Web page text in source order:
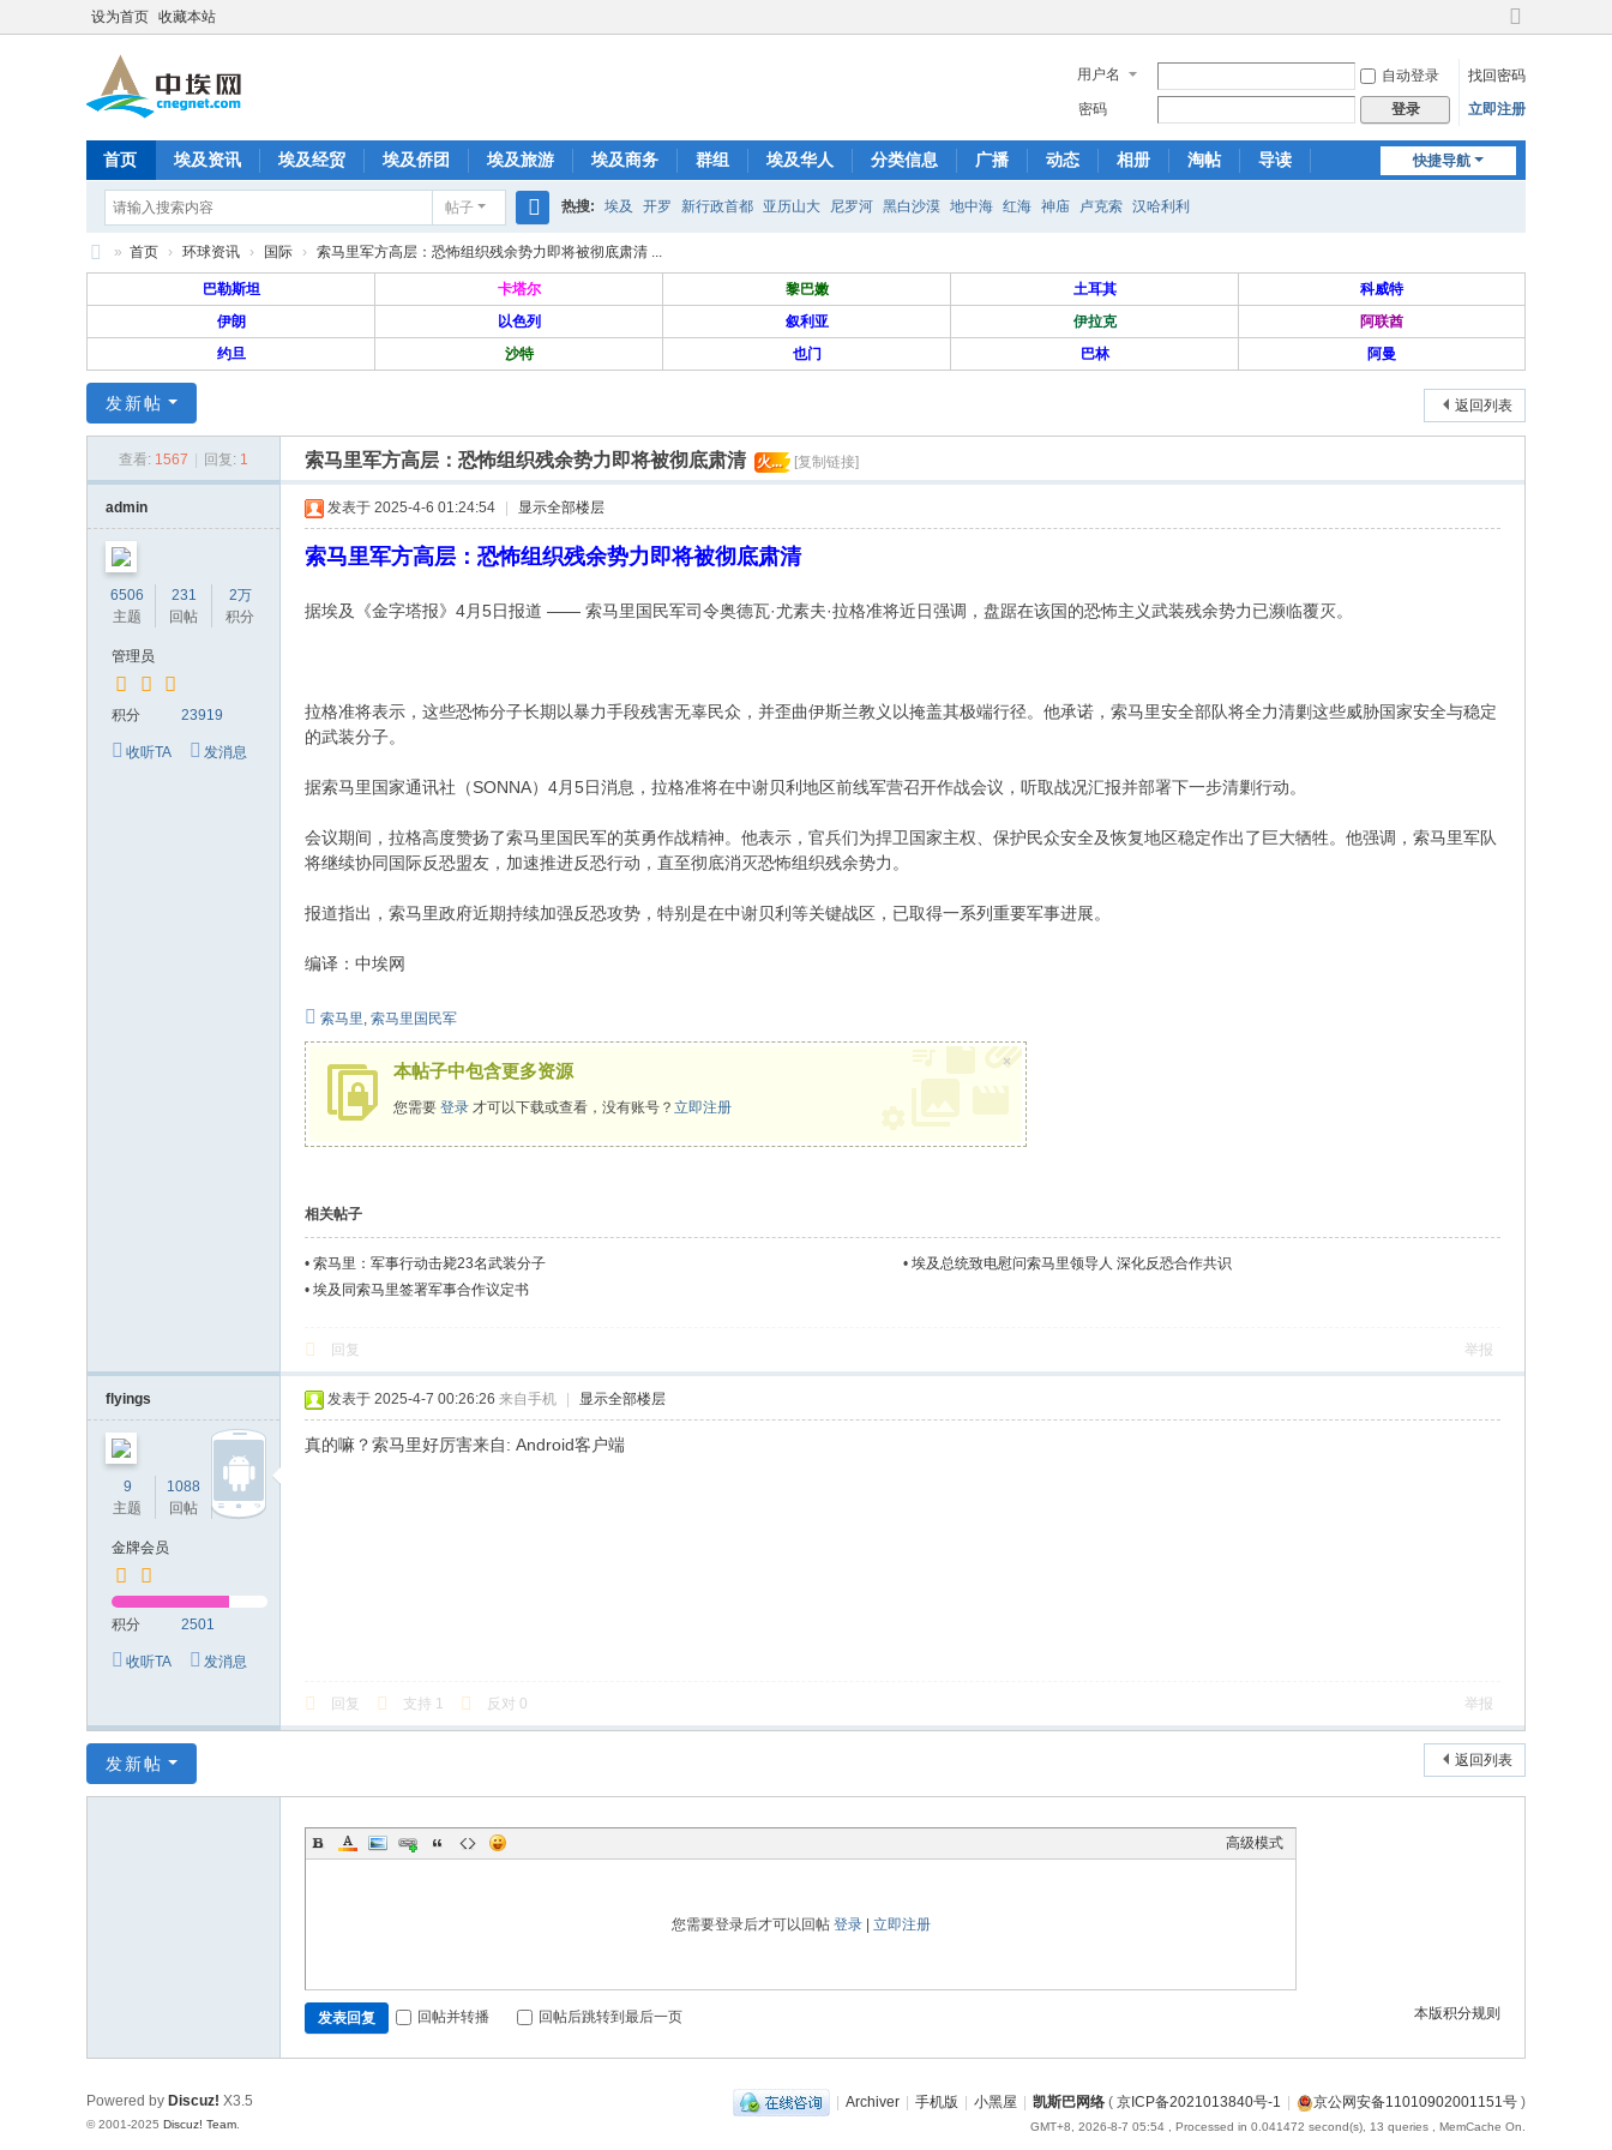
设为首页 收藏本站
切
到
宽
用户名 自动登录
找回密码
密码
登录 立即注册
快捷导航
首页 埃及资讯 埃及经贸 埃及侨团 埃及旅游 埃及商务 群组 埃及华人 分类信息 广播 动态 相册 淘帖
导读
帖子
搜
索
热搜: 埃及 开罗 新行政首都 亚历山大 尼罗河 黑白沙漠 地中海 红海 神庙 卢克索 汉哈利利
—
旅
人
» 首页 › 环球资讯 › 国际 › 索马里军方高层：恐怖组织残余势力即将被彻底肃清 ...
巴勒斯坦 卡塔尔 黎巴嫩 土耳其
科威特
伊朗
以色列 叙利亚 伊拉克
阿联酋
约旦
沙特 也门 巴林 阿曼
返回列表
发新帖
查看: 1567 回复: 1 索马里军方高层：恐怖组织残余势力即将被彻底肃清 火... [复制链接]
admin
6506
主题
231
回帖
2万
积分
管理员
积分 23919
收听TA 发消息
发表于 2025-4-6 01:24:54 显示全部楼层
索马里军方高层：恐怖组织残余势力即将被彻底肃清
据埃及《金字塔报》4月5日报道 —— 索马里国民军司令奥德瓦·尤素夫·拉格准将近日强调，盘踞在该国的恐怖主义武装残余势力已濒临覆灭。
拉格准将表示，这些恐怖分子长期以暴力手段残害无辜民众，并歪曲伊斯兰教义以掩盖其极端行径。他承诺，索马里安全部队将全力清剿这些威胁国家安全与稳定
的武装分子。
据索马里国家通讯社（SONNA）4月5日消息，拉格准将在中谢贝利地区前线军营召开作战会议，听取战况汇报并部署下一步清剿行动。
会议期间，拉格高度赞扬了索马里国民军的英勇作战精神。他表示，官兵们为捍卫国家主权、保护民众安全及恢复地区稳定作出了巨大牺牲。他强调，索马里军队
将继续协同国际反恐盟友，加速推进反恐行动，直至彻底消灭恐怖组织残余势力。
报道指出，索马里政府近期持续加强反恐攻势，特别是在中谢贝利等关键战区，已取得一系列重要军事进展。
编译：中埃网
索马里, 索马里国民军
本帖子中包含更多资源
您需要 登录 才可以下载或查看，没有账号？ 立即注册
×
相关帖子
• 索马里：军事行动击毙23名武装分子 • 埃及总统致电慰问索马里领导人 深化反恐合作共识
• 埃及同索马里签署军事合作议定书
回复 举报
flyings
9
主题
1088
回帖
2501
积分
金牌会员
积分 2501
收听TA 发消息
发表于 2025-4-7 00:26:26 来自手机 显示全部楼层
真的嘛？索马里好厉害来自: Android客户端
回复 支持 1 反对 0 举报
返回列表
发新帖
高级模式
您需要登录后才可以回帖 登录| 立即注册
本版积分规则
发表回复 回帖并转播 回帖后跳转到最后一页
| Archiver | 手机版 | 小黑屋 | 凯斯巴网络 ( 京ICP备2021013840号-1 | 京公网安备11010902001151号 )
GMT+8, 2026-8-7 05:54 , Processed in 0.041472 second(s), 13 queries , MemCache On.
Powered by Discuz! X3.5
© 2001-2025 Discuz! Team